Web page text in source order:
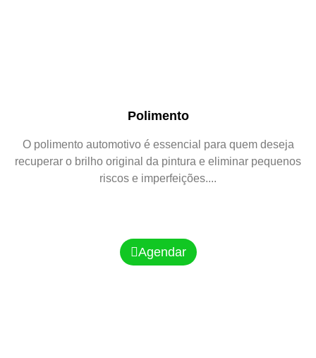
Polimento
O polimento automotivo é essencial para quem deseja
recuperar o brilho original da pintura e eliminar pequenos
riscos e imperfeições....
Agendar